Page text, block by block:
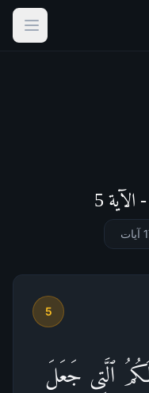
5
آيات
5
ٰ⁠لَكُمُ ٱلَّتِی جَعَلَ